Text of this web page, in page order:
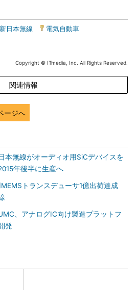
新日本無線 電気自動車
Copyright © ITmedia, Inc. All Rights Reserved.
関連情報
ージへ
本無線がオーディオ用SiCデバイスを
年後半に生産へ
トランスデューサ1億出荷達成
、アナログIC向け製造プラットフ
発